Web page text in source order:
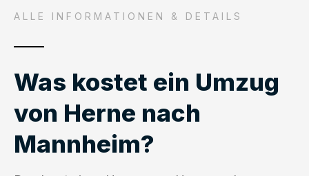
ALLE INFORMATIONEN & DETAILS
Was kostet ein Umzug
von Herne nach
Mannheim?